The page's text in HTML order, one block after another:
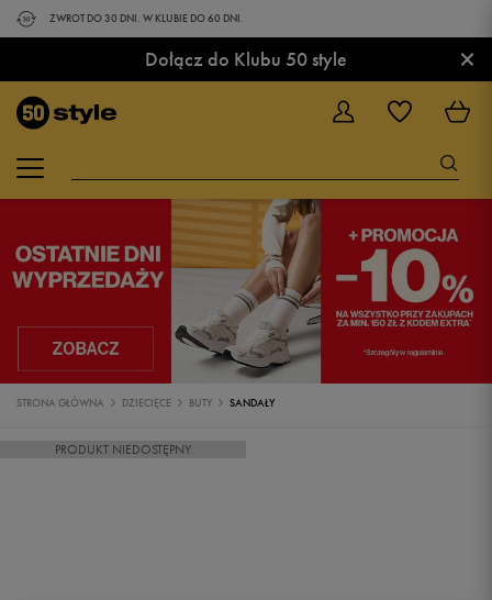
ZWROT DO 30 DNI. W KLUBIE DO 60 DNI.
Dołącz do Klubu 50 style ×
STRONA GŁÓWNA DZIECIĘCE BUTY SANDAŁY
PRODUKT NIEDOSTĘPNY